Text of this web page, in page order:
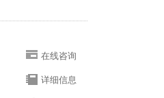
在线咨询
详细信息